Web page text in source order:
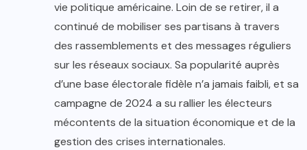
vie politique américaine. Loin de se retirer, il a
continué de mobiliser ses partisans à travers
des rassemblements et des messages réguliers
sur les réseaux sociaux. Sa popularité auprès
d’une base électorale fidèle n’a jamais faibli, et sa
campagne de 2024 a su rallier les électeurs
mécontents de la situation économique et de la
gestion des crises internationales.